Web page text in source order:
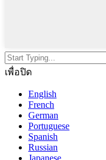
เพื่อปิด
English
French
German
Portuguese
Spanish
Russian
Japanese